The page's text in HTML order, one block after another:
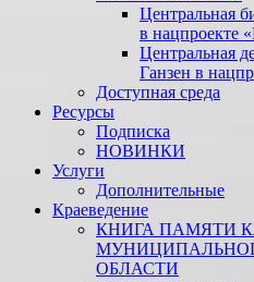
Центральная
в нацпроекте
Центральная
Ганзен в
Доступная среда
Ресурсы
Подписка
НОВИНКИ
Услуги
Дополнительные
Краеведение
КНИГА ПАМЯТИ
ОБЛАСТИ